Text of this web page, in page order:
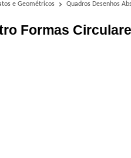
e Geométricos Quadros Desenhos
Formas